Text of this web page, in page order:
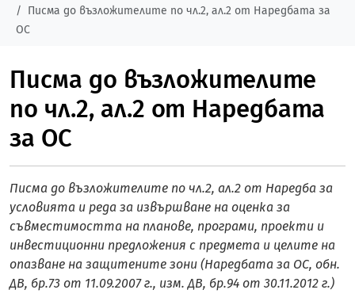
Писма до възложителите по чл.2, ал.2 от Наредбата за
ОС
Писма до възложителите
по чл.2, ал.2 от Наредбата
за ОС
Писма до възложителите по чл.2, ал.2 от Наредба за
условията и реда за извършване на оценка за
съвместимостта на планове, програми, проекти и
инвестиционни предложения с предмета и целите на
опазване на защитените зони (Наредбата за ОС, обн.
ДВ, бр.73 от 11.09.2007 г., изм. ДВ, бр.94 от 30.11.2012 г.)